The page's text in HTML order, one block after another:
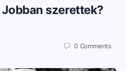
szerettek?
0 Comments